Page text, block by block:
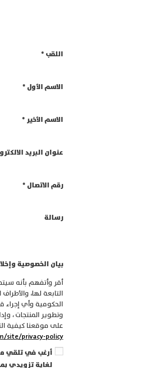
اللقب *
الاسم الأول *
الاسم الأخير *
عنوان البريد
رقم الاتصال *
رسالة
بيان الخصوصية
أقر وأتفهم بأنه
التابعة لها،
الحكومية وأي إجراء
وتطوير المنتجات ،
على موقعنا كيفية
site/privacy-policy/
أرغب في تلقي
لغاية تزويدي